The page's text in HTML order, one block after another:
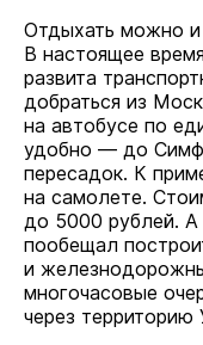
Отдыхать можно
В настоящее
развита
добраться из
на автобусе по
удобно — до
пересадок. К
на самолете.
до 5000 рублей.
пообещал
и
многочасовые
через территорию